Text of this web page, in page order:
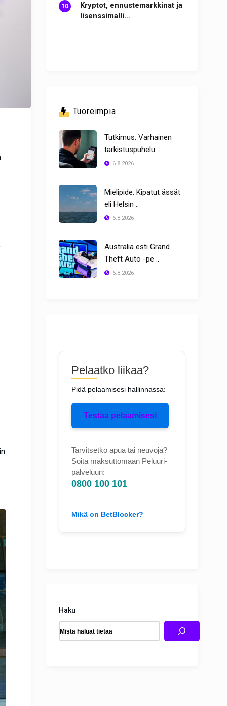
Kryptot, ennustemarkkinat ja
lisenssimalli…
Tuoreimpia
Tutkimus: Varhainen
tarkistuspuhelu ..
6.8.2026
Mielipide: Kipatut ässät
eli Helsin ..
6.8.2026
Australia esti Grand
Theft Auto -pe ..
6.8.2026
Pelaatko liikaa?
Pidä pelaamisesi hallinnassa:
Testaa pelaamisesi
Tarvitsetko apua tai neuvoja?
Soita maksuttomaan Peluuri-
palveluun:
0800 100 101
Mikä on BetBlocker?
Haku